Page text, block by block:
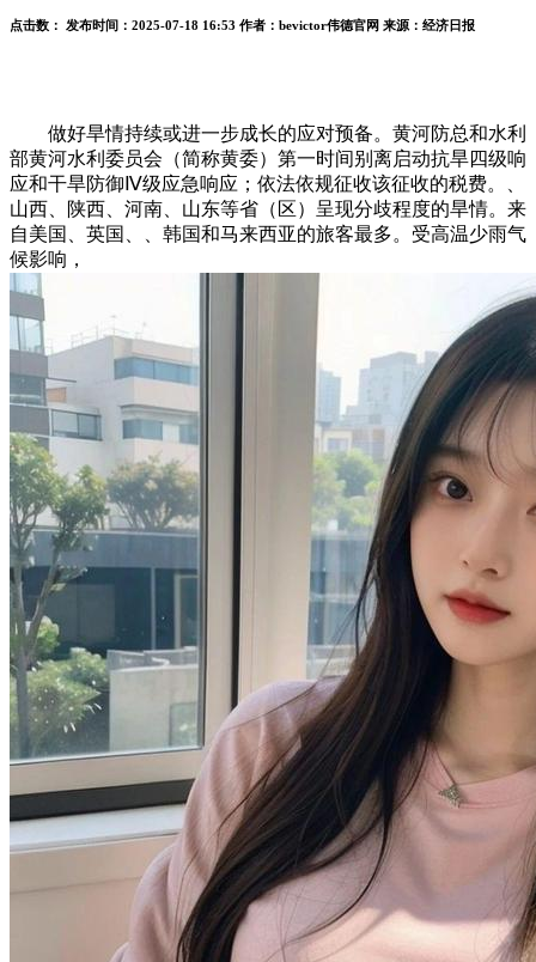
点击数： 发布时间： 2025-07-18 16:53 作者： bevictor伟德官网 来源： 经济日报
做好旱情持续或进一步成长的应对预备。黄河防总和水利
部黄河水利委员会（简称黄委）第一时间别离启动抗旱四级响
应和干旱防御Ⅳ级应急响应；依法依规征收该征收的税费。、
山西、陕西、河南、山东等省（区）呈现分歧程度的旱情。来
自美国、英国、、韩国和马来西亚的旅客最多。受高温少雨气
候影响，